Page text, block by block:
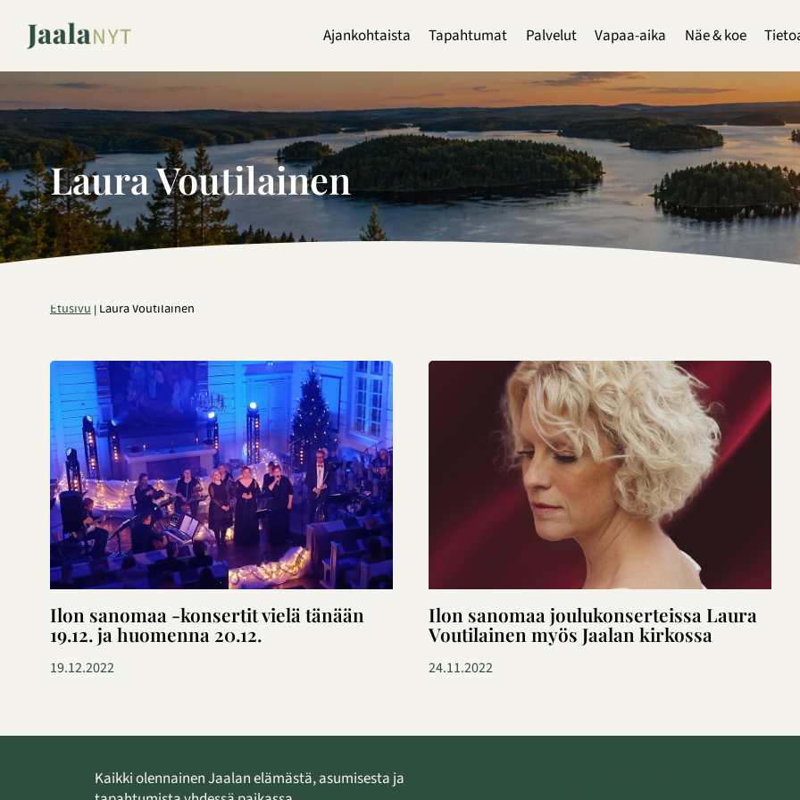
sisältöön
Ajankohtaista Tapahtumat Palvelut Vapaa-aika Näe & koe
Laura Voutilainen
Etusivu|Laura Voutilainen
Ilon sanomaa -konsertit vielä tänään
19.12. ja huomenna 20.12.
19.12.2022
Ilon sanomaa joulukonserteissa Laura
Voutilainen myös Jaalan kirkossa
24.11.2022
Kaikki olennainen Jaalan elämästä, asumisesta ja